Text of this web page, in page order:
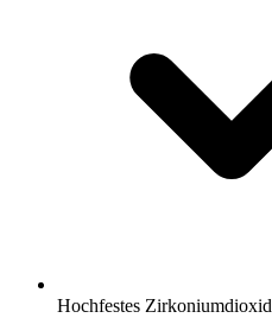
Hochfestes Zirkoniumdioxid